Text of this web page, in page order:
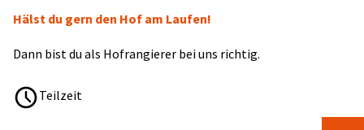
Hälst du gern den Hof am Laufen!
Dann bist du als Hofrangierer bei uns richtig.
Teilzeit